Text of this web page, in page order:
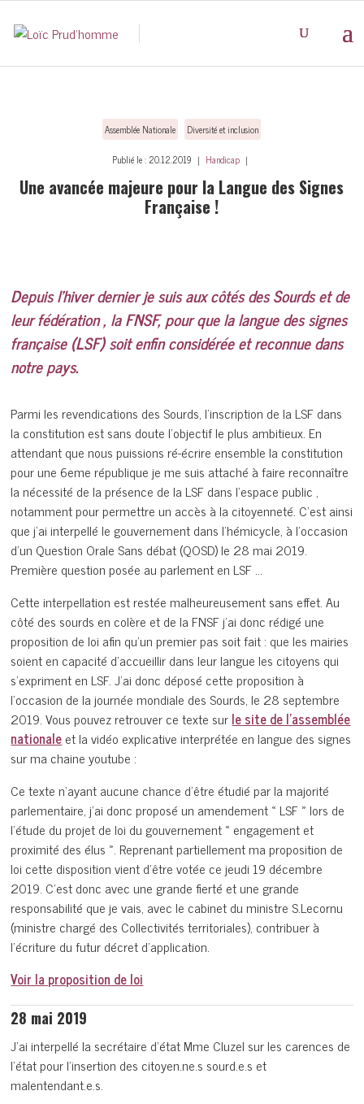
Assemblée Nationale Diversité et inclusion
Publié le : 20.12.2019 ｜ Handicap ｜
Une avancée majeure pour la Langue des Signes
Française !
Depuis l’hiver dernier je suis aux côtés des Sourds et de
leur fédération , la FNSF, pour que la langue des signes
française (LSF) soit enfin considérée et reconnue dans
notre pays.
Parmi les revendications des Sourds, l’inscription de la LSF dans
la constitution est sans doute l’objectif le plus ambitieux. En
attendant que nous puissions ré-écrire ensemble la constitution
pour une 6eme république je me suis attaché à faire reconnaître
la nécessité de la présence de la LSF dans l’espace public ,
notamment pour permettre un accès à la citoyenneté. C’est ainsi
que j’ai interpellé le gouvernement dans l’hémicycle, à l’occasion
d’un Question Orale Sans débat (QOSD) le 28 mai 2019.
Première question posée au parlement en LSF …
Cette interpellation est restée malheureusement sans effet. Au
côté des sourds en colère et de la FNSF j’ai donc rédigé une
proposition de loi afin qu’un premier pas soit fait : que les mairies
soient en capacité d’accueillir dans leur langue les citoyens qui
s’expriment en LSF. J’ai donc déposé cette proposition à
l’occasion de la journée mondiale des Sourds, le 28 septembre
2019. Vous pouvez retrouver ce texte surle site de l’assemblée
nationaleet la vidéo explicative interprétée en langue des signes
sur ma chaine youtube :
Ce texte n’ayant aucune chance d’être étudié par la majorité
parlementaire, j’ai donc proposé un amendement « LSF » lors de
l’étude du projet de loi du gouvernement « engagement et
proximité des élus ». Reprenant partiellement ma proposition de
loi cette disposition vient d’être votée ce jeudi 19 décembre
2019. C’est donc avec une grande fierté et une grande
responsabilité que je vais, avec le cabinet du ministre S.Lecornu
(ministre chargé des Collectivités territoriales), contribuer à
l’écriture du futur décret d’application.
Voir la proposition de loi
28 mai 2019
J’ai interpellé la secrétaire d’état Mme Cluzel sur les carences de
l’état pour l’insertion des citoyen.ne.s sourd.e.s et
malentendant.e.s.